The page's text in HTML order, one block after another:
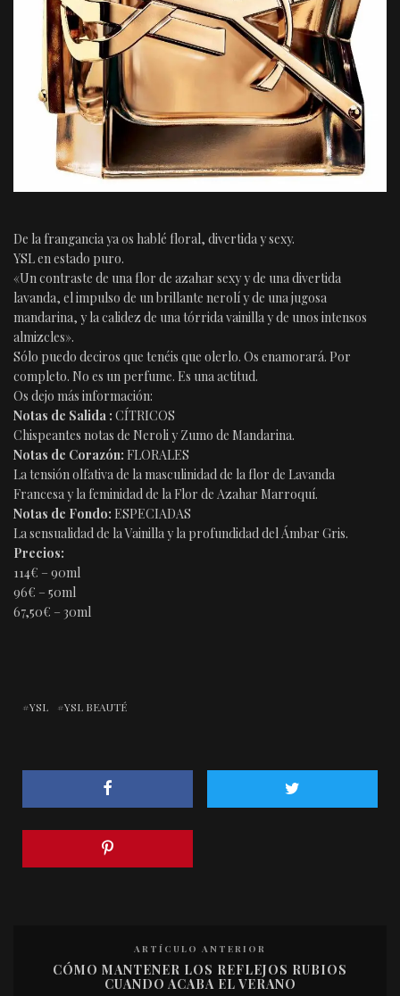
De la frangancia ya os hablé floral, divertida y sexy.
YSL en estado puro.
«Un contraste de una flor de azahar sexy y de una divertida
lavanda, el impulso de un brillante nerolí y de una jugosa
mandarina, y la calidez de una tórrida vainilla y de unos intensos
almizcles».
Sólo puedo deciros que tenéis que olerlo. Os enamorará. Por
completo. No es un perfume. Es una actitud.
Os dejo más información:
Notas de Salida : CÍTRICOS
Chispeantes notas de Neroli y Zumo de Mandarina.
Notas de Corazón: FLORALES
La tensión olfativa de la masculinidad de la flor de Lavanda
Francesa y la feminidad de la Flor de Azahar Marroquí.
Notas de Fondo: ESPECIADAS
La sensualidad de la Vainilla y la profundidad del Ámbar Gris.
Precios:
114€ – 90ml
96€ – 50ml
67,50€ – 30ml
YSL YSL BEAUTÉ
ARTÍCULO ANTERIOR
CÓMO MANTENER LOS REFLEJOS RUBIOS
CUANDO ACABA EL VERANO